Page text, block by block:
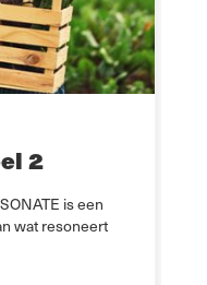
2
is een
wat resoneert